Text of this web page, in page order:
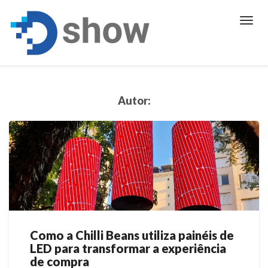
Autor:
Como
a
Chilli
Como a Chilli Beans utiliza painéis de
LED para transformar a experiência
de compra